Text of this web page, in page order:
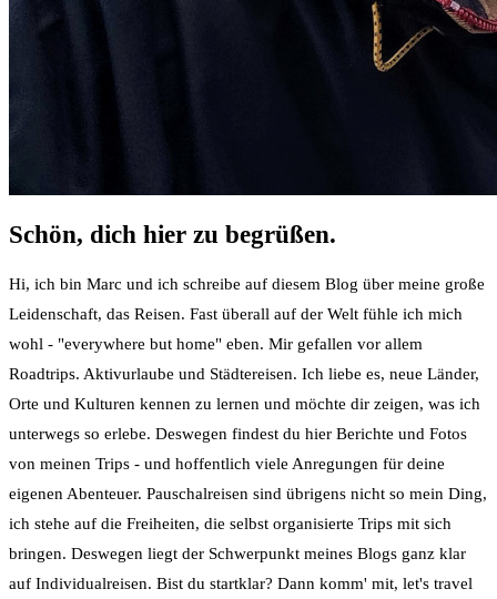
Schön, dich hier zu begrüßen.
Hi, ich bin Marc und ich schreibe auf diesem Blog über meine große
Leidenschaft, das Reisen. Fast überall auf der Welt fühle ich mich
wohl - "everywhere but home" eben. Mir gefallen vor allem
Roadtrips. Aktivurlaube und Städtereisen. Ich liebe es, neue Länder,
Orte und Kulturen kennen zu lernen und möchte dir zeigen, was ich
unterwegs so erlebe. Deswegen findest du hier Berichte und Fotos
von meinen Trips - und hoffentlich viele Anregungen für deine
eigenen Abenteuer. Pauschalreisen sind übrigens nicht so mein Ding,
ich stehe auf die Freiheiten, die selbst organisierte Trips mit sich
bringen. Deswegen liegt der Schwerpunkt meines Blogs ganz klar
auf Individualreisen. Bist du startklar? Dann komm' mit, let's travel